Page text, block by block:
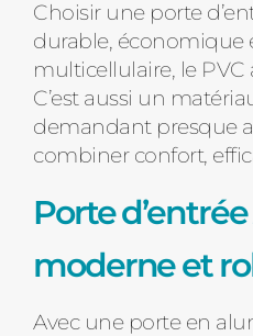
Choisir une porte
durable, économique
multicellulaire, le PVC
C’est aussi un
demandant presque
combiner confort,
Porte
moderne et
Avec une porte en